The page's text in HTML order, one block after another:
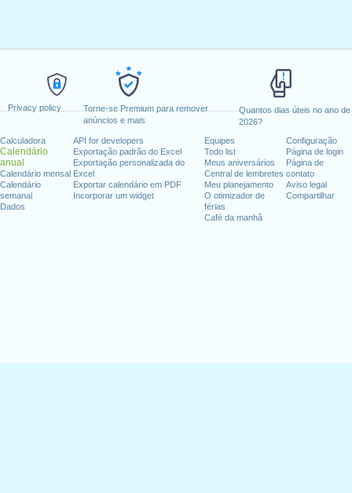
Privacy policy
Torne-se Premium para remover
anúncios e mais
Quantos dias úteis no ano de
2026?
Calculadora
Calendário
anual
Calendário mensal
Calendário
semanal
Dados
API for developers
Exportação padrão do Excel
Exportação personalizada do
Excel
Exportar calendário em PDF
Incorporar um widget
Equipes
Todo list
Meus aniversários
Central de lembretes
Meu planejamento
O otimizador de
férias
Café da manhã
Configuração
Página de login
Página de
contato
Aviso legal
Compartilhar